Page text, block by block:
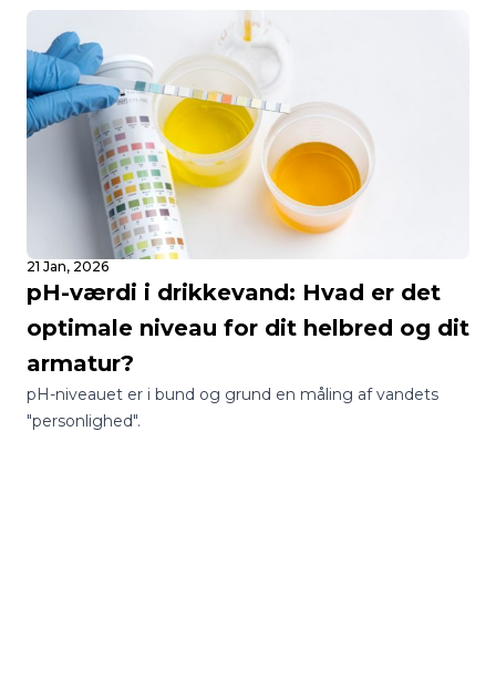
21 Jan, 2026
pH-værdi i drikkevand: Hvad er det
optimale niveau for dit helbred og dit
armatur?
pH-niveauet er i bund og grund en måling af vandets
"personlighed".